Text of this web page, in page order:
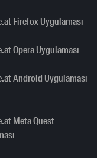
Firefox Uygulaması
Opera Uygulaması
Android Uygulaması
Meta Quest